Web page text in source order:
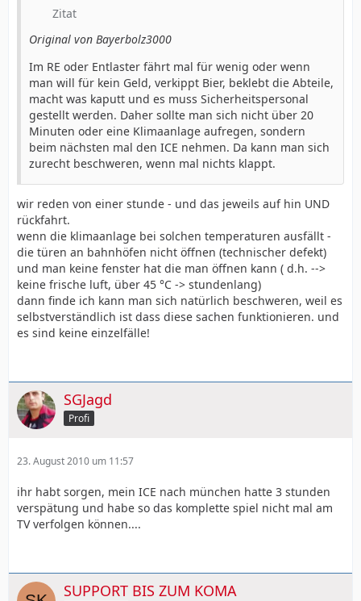
Zitat
Original von Bayerbolz3000
Im RE oder Entlaster fährt mal für wenig oder wenn
man will für kein Geld, verkippt Bier, beklebt die Abteile,
macht was kaputt und es muss Sicherheitspersonal
gestellt werden. Daher sollte man sich nicht über 20
Minuten oder eine Klimaanlage aufregen, sondern
beim nächsten mal den ICE nehmen. Da kann man sich
zurecht beschweren, wenn mal nichts klappt.
wir reden von einer stunde - und das jeweils auf hin UND
rückfahrt.
wenn die klimaanlage bei solchen temperaturen ausfällt -
die türen an bahnhöfen nicht öffnen (technischer defekt)
und man keine fenster hat die man öffnen kann ( d.h. -->
keine frische luft, über 45 °C -> stundenlang)
dann finde ich kann man sich natürlich beschweren, weil es
selbstverständlich ist dass diese sachen funktionieren. und
es sind keine einzelfälle!
SGJagd
Profi
23. August 2010 um 11:57
ihr habt sorgen, mein ICE nach münchen hatte 3 stunden
verspätung und habe so das komplette spiel nicht mal am
TV verfolgen können....
SUPPORT BIS ZUM KOMA